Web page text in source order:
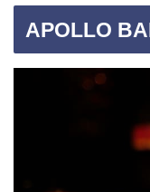
APOLLO